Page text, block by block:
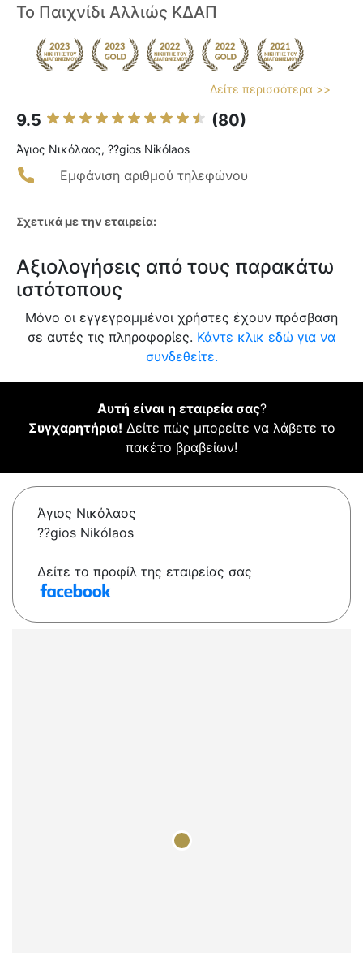
Το Παιχνίδι Αλλιώς ΚΔΑΠ
Δείτε περισσότερα >>
9.5 (80)
Άγιος Νικόλαος, ??gios Nikólaos
Εμφάνιση αριθμού τηλεφώνου
Σχετικά με την εταιρεία:
Αξιολογήσεις από τους παρακάτω
ιστότοπους
Μόνο οι εγγεγραμμένοι χρήστες έχουν πρόσβαση
σε αυτές τις πληροφορίες. Κάντε κλικ εδώ για να
συνδεθείτε.
Αυτή είναι η εταιρεία σας?
Συγχαρητήρια! Δείτε πώς μπορείτε να λάβετε το
πακέτο βραβείων!
Άγιος Νικόλαος
??gios Nikólaos
Δείτε το προφίλ της εταιρείας σας